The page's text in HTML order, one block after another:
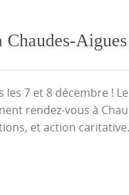
7 et 8 décembre !
rendez-vous à
et action